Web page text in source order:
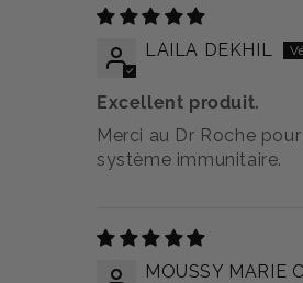
LAILA DEKHIL
Excellent produit.
Merci au Dr Roche
système immunitaire.
MOUSSY MARIE